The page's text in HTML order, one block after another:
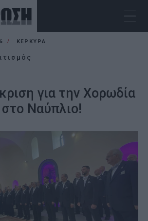
ΚΕΡΚΥΡΑ
για την Χορωδία
Ναύπλιο!